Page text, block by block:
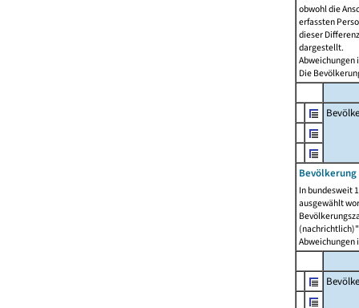
obwohl die
erfassten
dieser
dargestellt.
Abweichungen
Die
In bundesweit
ausgewählt
Abweichungen